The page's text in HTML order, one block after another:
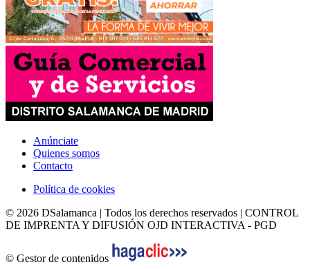
Anúnciate
Quienes somos
Contacto
Política de cookies
© 2026 DSalamanca | Todos los derechos reservados | CONTROL
DE IMPRENTA Y DIFUSIÓN OJD INTERACTIVA - PGD
© Gestor de contenidos